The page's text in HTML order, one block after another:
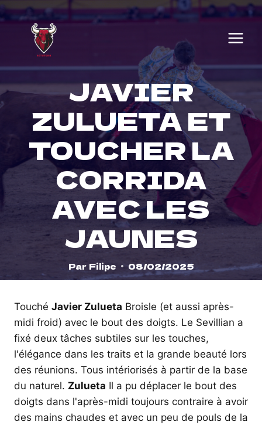
Skip
to
content
JAVIER
ZULUETA ET
TOUCHER LA
CORRIDA
AVEC LES
JAUNES
Par Filipe 08/02/2025
Touché Javier Zulueta Broisle (et aussi après-
midi froid) avec le bout des doigts. Le Sevillian a
fixé deux tâches subtiles sur les touches,
l'élégance dans les traits et la grande beauté lors
des réunions. Tous intériorisés à partir de la base
du naturel. Zulueta Il a pu déplacer le bout des
doigts dans l'après-midi toujours contraire à avoir
des mains chaudes et avec un peu de pouls de la